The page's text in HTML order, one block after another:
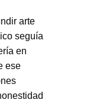
arte
seguía
en
ese